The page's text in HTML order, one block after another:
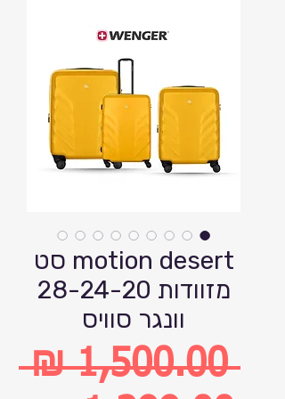
motion desert סט
מזוודות 28-24-20
וונגר סוויס
‏1,500.00 ‏₪